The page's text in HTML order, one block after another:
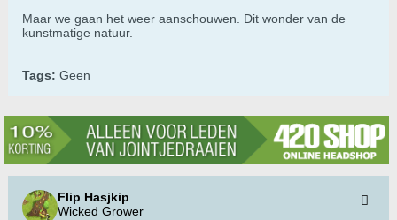
Maar we gaan het weer aanschouwen. Dit wonder van de
kunstmatige natuur.
Tags: Geen
Flip Hasjkip
Wicked Grower